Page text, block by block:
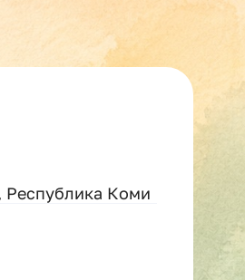
Республика Коми